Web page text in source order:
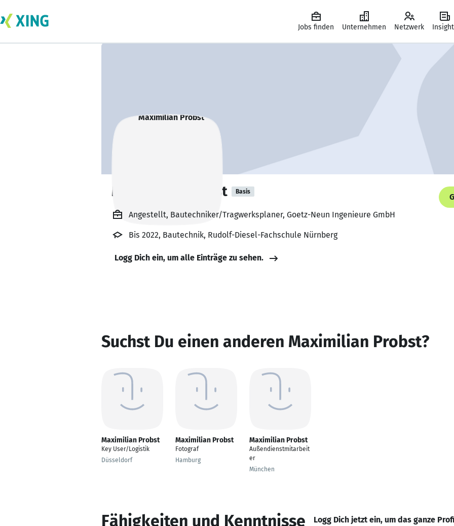
Jobs finden Unternehmen Netzwerk
Maximilian Probst Basis
Angestellt, Bautechniker/Tragwerksplaner, Goetz-Neun Ingenieure GmbH
Bis 2022, Bautechnik, Rudolf-Diesel-Fachschule Nürnberg
Logg Dich ein, um alle Einträge zu sehen.
Suchst Du einen anderen Maximilian Probst?
Maximilian Probst
Key User/Logistik
Düsseldorf
Maximilian Probst
Fotograf
Hamburg
Maximilian Probst
Außendienstmitarbeit
er
München
Fähigkeiten und Kenntnisse Logg Dich jetzt ein, um das ganze